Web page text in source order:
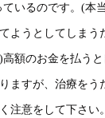
いるのです。(本
ようとしてしまう
額のお金を払う
ますが、治療をう
注意をして下さい。